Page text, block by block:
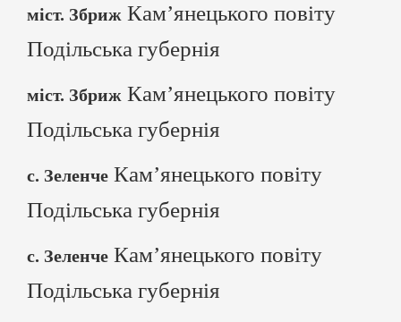
міст. Збриж Кам’янецького повіту
Подільська губернія
міст. Збриж Кам’янецького повіту
Подільська губернія
с. Зеленче Кам’янецького повіту
Подільська губернія
с. Зеленче Кам’янецького повіту
Подільська губернія